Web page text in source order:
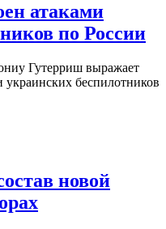
атаками
по России
Гутерриш выражает
украинских беспилотников
новой